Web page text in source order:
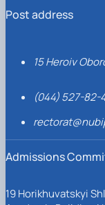
Post address
15 Heroiv
(044) 527-82-
Admissions
19 Horikhuvatskyi